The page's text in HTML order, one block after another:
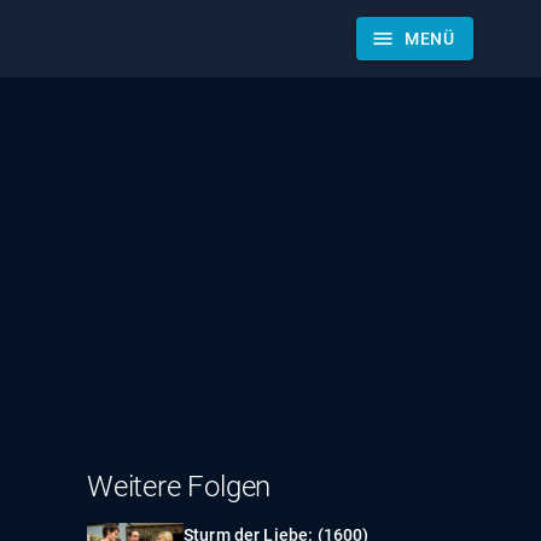
menu MENÜ
Weitere Folgen
Sturm der Liebe: (1600)